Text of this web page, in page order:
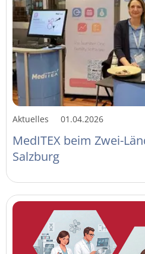
Aktuelles 01.04.2026
MedITEX beim Zwei-
Salzburg